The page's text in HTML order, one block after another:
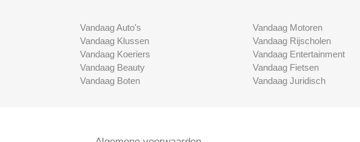
Vandaag Auto's
Vandaag Klussen
Vandaag Koeriers
Vandaag Beauty
Vandaag Boten
Vandaag Motoren
Vandaag Rijscholen
Vandaag Entertainment
Vandaag Fietsen
Vandaag Juridisch